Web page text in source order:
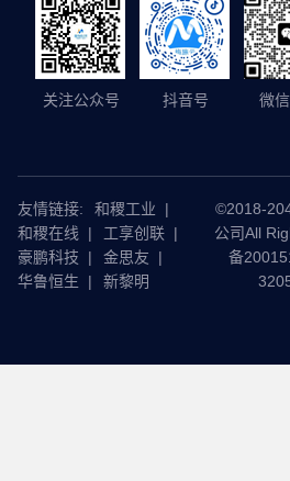
关注公众号 抖音号 微
友情链接: 和稷工业
|
和稷在线
| 工享创联 |
豪鹏科技
| 金思友
|
华鲁恒生
| 新黎明
©2018-
公司All
备